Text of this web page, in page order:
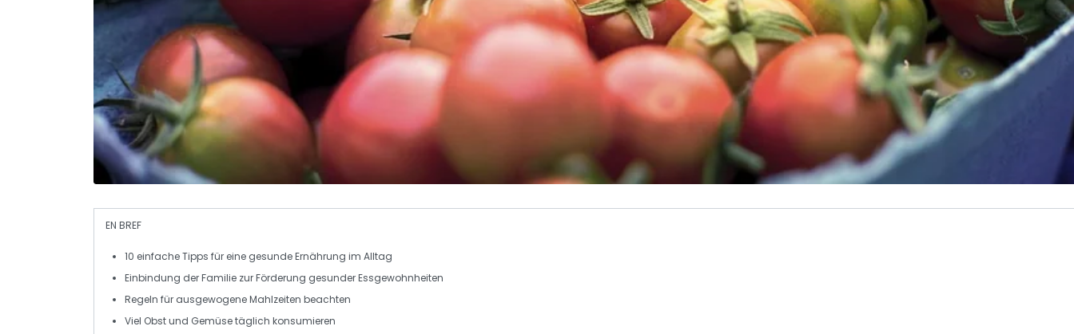
EN BREF
10 einfache Tipps für eine gesunde Ernährung im Alltag
Einbindung der Familie zur Förderung gesunder Essgewohnheiten
Regeln für ausgewogene Mahlzeiten beachten
Viel Obst und Gemüsetäglich konsumieren